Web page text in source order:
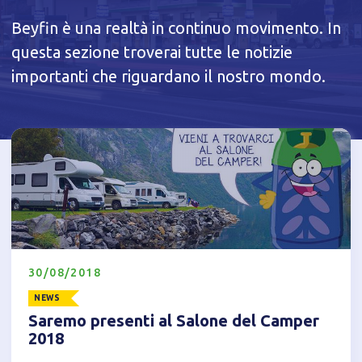
Beyfin è una realtà in continuo movimento. In
questa sezione troverai tutte le notizie
importanti che riguardano il nostro mondo.
30/08/2018
NEWS
Saremo presenti al Salone del Camper
2018
Informativa breve Cookie